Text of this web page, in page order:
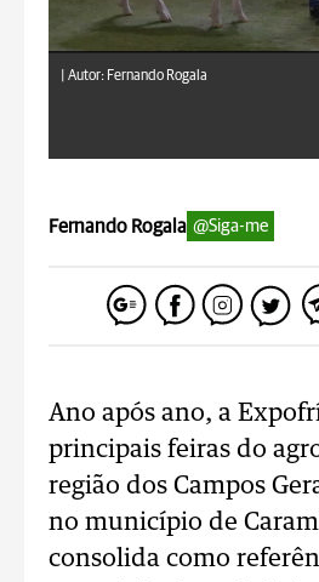
Autor: Fernando Rogala
Fernando Rogala @Siga-me
Ano após ano, a
principais feiras do
região dos Campos
no município de
consolida como